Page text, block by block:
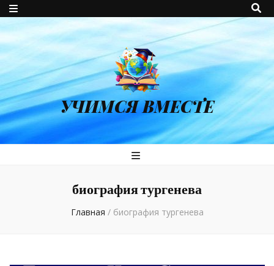
УЧИМСЯ ВМЕСТЕ
биография тургенева
Главная / биография тургенева